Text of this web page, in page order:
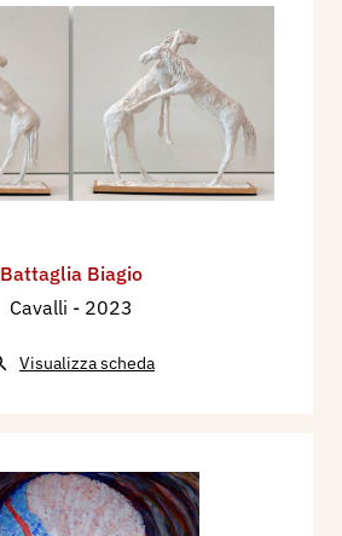
Battaglia Biagio
Cavalli - 2023
Visualizza scheda